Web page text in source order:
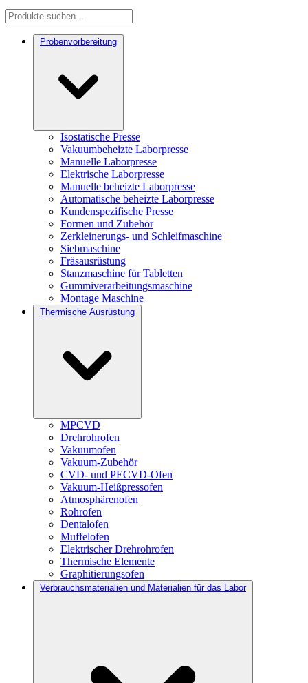
Probenvorbereitung
Isostatische Presse
Vakuumbeheizte Laborpresse
Manuelle Laborpresse
Elektrische Laborpresse
Manuelle beheizte Laborpresse
Automatische beheizte Laborpresse
Kundenspezifische Presse
Formen und Zubehör
Zerkleinerungs- und Schleifmaschine
Siebmaschine
Fräsausrüstung
Stanzmaschine für Tabletten
Gummiverarbeitungsmaschine
Montage Maschine
Thermische Ausrüstung
MPCVD
Drehrohrofen
Vakuumofen
Vakuum-Zubehör
CVD- und PECVD-Ofen
Vakuum-Heißpressofen
Atmosphärenofen
Rohrofen
Dentalofen
Muffelofen
Elektrischer Drehrohrofen
Thermische Elemente
Graphitierungsofen
Verbrauchsmaterialien und Materialien für das Labor